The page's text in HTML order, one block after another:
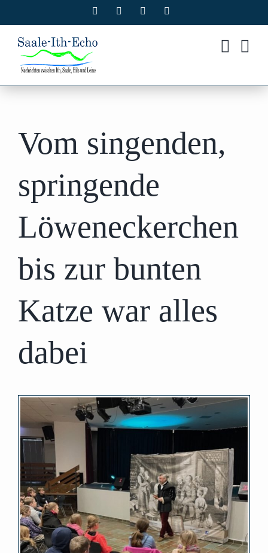
Inhalt
springen
Facebook Instagram
Vom singenden,
springende
Löweneckerchen
bis zur bunten
Katze war alles
dabei
grösseres
Bild